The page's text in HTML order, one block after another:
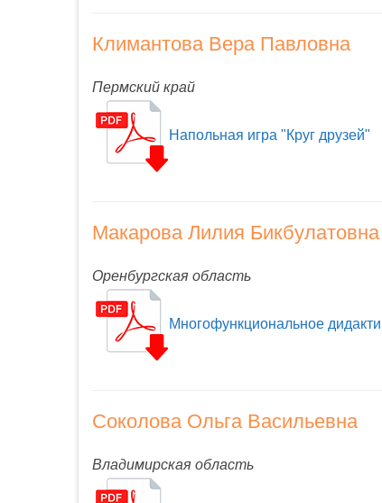
Климантова Вера Павловна
Пермский край
Напольная игра "Круг друзей"
Макарова Лилия Бикбулатовна
Оренбургская область
Многофункциональное
Соколова Ольга Васильевна
Владимирская область